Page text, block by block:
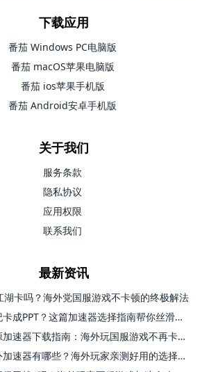
下载应用
番茄 Windows PC电脑版
番茄 macOS苹果电脑版
番茄 ios苹果手机版
番茄 Android安卓手机版
关于我们
服务条款
隐私协议
应用权限
联系我们
最新资讯
湖卡吗？海外党国服游戏不卡顿的终极解法
海外党打枪神纪卡成PPT？这篇加速器选择指南帮你丝滑上分
美国打我的起源加速器下载指南：海外玩国服游戏不再卡的终极方案
江南百景图国外加速器有哪些？海外玩家亲测好用的选择与避坑指南